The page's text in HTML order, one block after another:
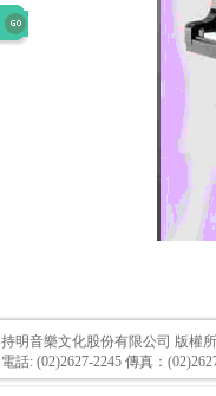
持明音樂文化股份有限公司 版權
電話: (02)2627-2245 傳真：